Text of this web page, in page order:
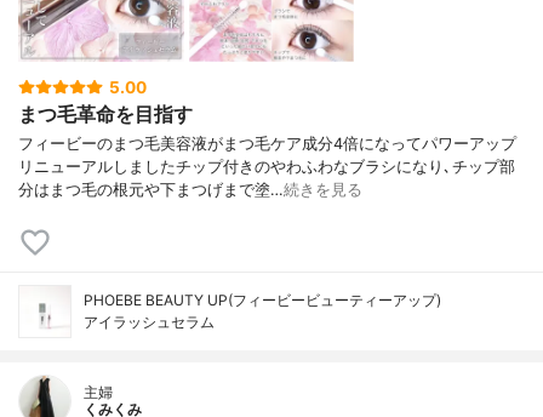
5.00
まつ毛革命を目指す
フィービーのまつ毛美容液がまつ毛ケア成分4倍になってパワーアップ
リニューアルしましたチップ付きのやわふわなブラシになり､チップ部
分はまつ毛の根元や下まつげまで塗…続きを見る
PHOEBE BEAUTY UP(フィービービューティーアップ)
アイラッシュセラム
主婦
くみくみ